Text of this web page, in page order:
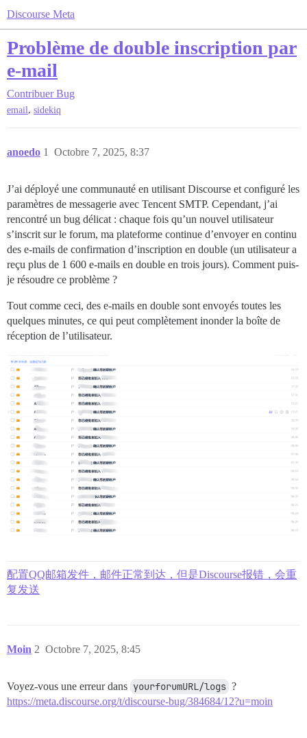
Discourse Meta
Problème de double inscription par
e-mail
Contribuer Bug
email, sidekiq
anoedo Octobre 7, 2025, 8:37
1
J’ai déployé une communauté en utilisant Discourse et configuré les
paramètres de messagerie avec Tencent SMTP. Cependant, j’ai
rencontré un bug délicat : chaque fois qu’un nouvel utilisateur
s’inscrit sur le forum, ma plateforme continue d’envoyer en continu
des e-mails de confirmation d’inscription en double (un utilisateur a
reçu plus de 1 600 e-mails en double en trois jours). Comment puis-
je résoudre ce problème ?
Tout comme ceci, des e-mails en double sont envoyés toutes les
quelques minutes, ce qui peut complètement inonder la boîte de
réception de l’utilisateur.
配置QQ邮箱发件，邮件正常到达，但是Discourse报错，会重
复发送
Moin Octobre 7, 2025, 8:45
2
Voyez-vous une erreur dans yourforumURL/logs ?
https://meta.discourse.org/t/discourse-bug/384684/12?u=moin